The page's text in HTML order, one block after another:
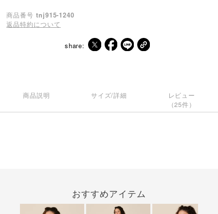
商品番号 tnj915-1240
返品特約について
share:
商品説明 サイズ/詳細
レビュー
（25件）
おすすめアイテム